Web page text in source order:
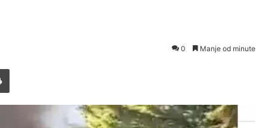
0 Manje od minute
Printaj